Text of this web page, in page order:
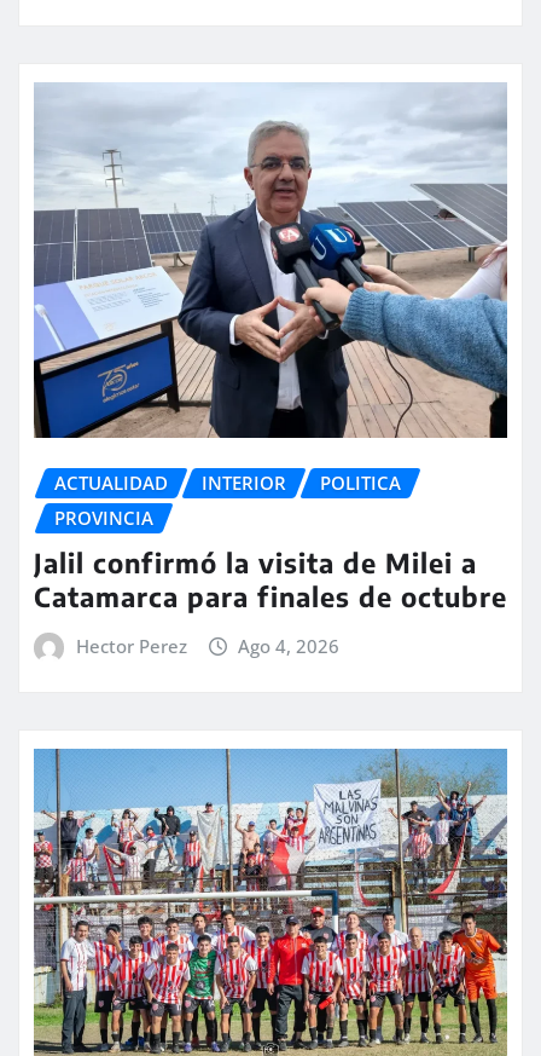
ACTUALIDAD INTERIOR
POLITICA
PROVINCIA
Jalil confirmó la visita de Milei a
Catamarca para finales de octubre
Hector Perez Ago 4, 2026